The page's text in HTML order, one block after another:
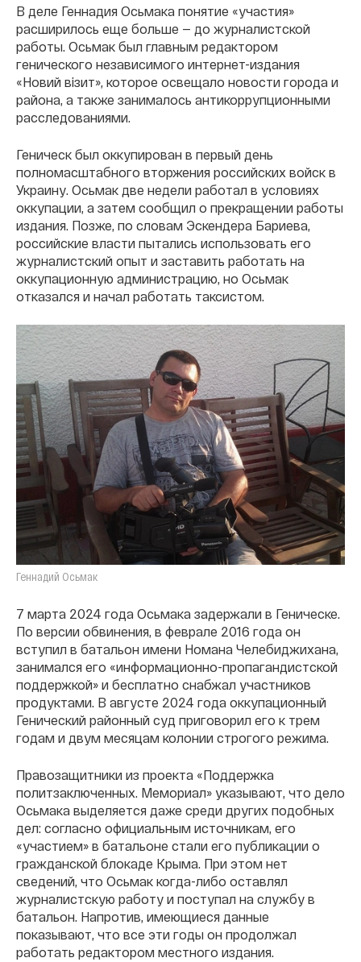
В деле Геннадия Осьмака понятие «участия»
расширилось еще больше — до журналистской
работы. Осьмак был главным редактором
генического независимого интернет-издания
«Новий вiзит», которое освещало новости города и
района, а также занималось антикоррупционными
расследованиями.
Геническ был оккупирован в первый день
полномасштабного вторжения российских войск в
Украину. Осьмак две недели работал в условиях
оккупации, а затем сообщил о прекращении работы
издания. Позже, по словам Эскендера Бариева,
российские власти пытались использовать его
журналистский опыт и заставить работать на
оккупационную администрацию, но Осьмак
отказался и начал работать таксистом.
Геннадий Осьмак
7 марта 2024 года Осьмака задержали в Геническе.
По версии обвинения, в феврале 2016 года он
вступил в батальон имени Номана Челебиджихана,
занимался его «информационно-пропагандистской
поддержкой» и бесплатно снабжал участников
продуктами. В августе 2024 года оккупационный
Генический районный суд приговорил его к трем
годам и двум месяцам колонии строгого режима.
Правозащитники из проекта «Поддержка
политзаключенных. Мемориал» указывают, что дело
Осьмака выделяется даже среди других подобных
дел: согласно официальным источникам, его
«участием» в батальоне стали его публикации о
гражданской блокаде Крыма. При этом нет
сведений, что Осьмак когда-либо оставлял
журналистскую работу и поступал на службу в
батальон. Напротив, имеющиеся данные
показывают, что все эти годы он продолжал
работать редактором местного издания.